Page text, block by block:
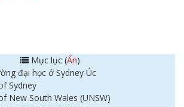
Mục lục (Ẩn)
đại học ở Sydney Úc
Sydney
New South Wales (UNSW)